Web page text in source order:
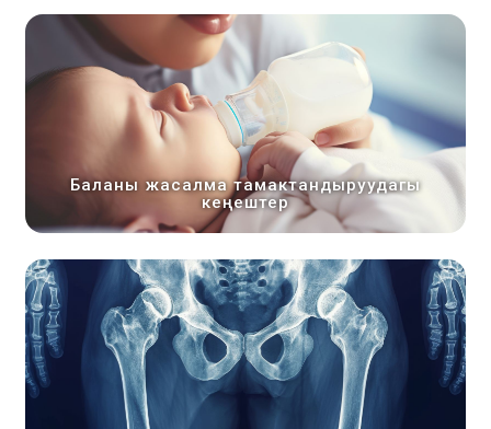
Баланы жасалма тамактандыруудагы
кеңештер